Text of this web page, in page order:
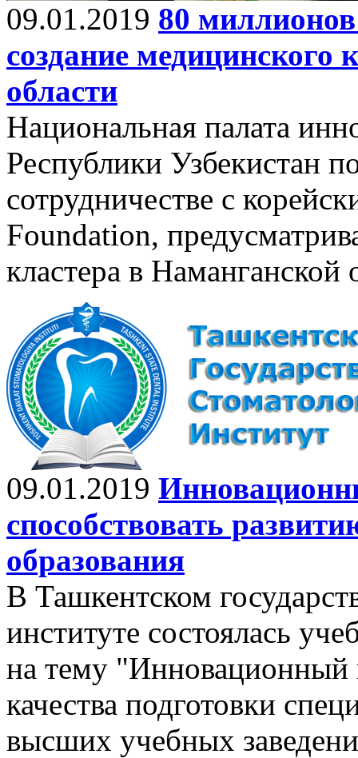
09.01.2019 80
создание медицинского
области
Национальная палата
Республики Узбекистан
сотрудничестве с
Foundation,
кластера в Наманганской
09.01.2019
способствовать
образования
В Ташкентском
институте состоялась
на тему
качества подготовки
высших учебных